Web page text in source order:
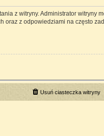
z witryny. Administrator witryny
z odpowiedziami na często
Usuń ciasteczka witryny